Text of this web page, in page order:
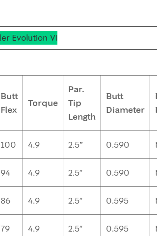
Evolution VI
Butt
Flex
Torque
Par.
Tip
Length
Butt
Diameter
100 4.9 2.5” 0.590
94 4.9 2.5″ 0.590
86 4.9 2.5″ 0.595
79 4.9 2.5″ 0.595